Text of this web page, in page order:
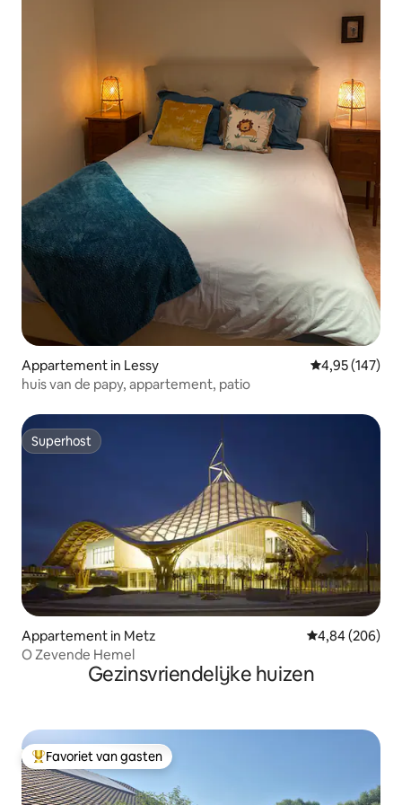
Appartement in Lessy Gemiddelde
4,95 (147)
huis van de papy, appartement, patio
Superhost
Superhost
Appartement in Metz Gemiddelde
4,84 (206)
O Zevende Hemel
Gezinsvriendelijke huizen
Topfavoriet van gasten
Favoriet van gasten